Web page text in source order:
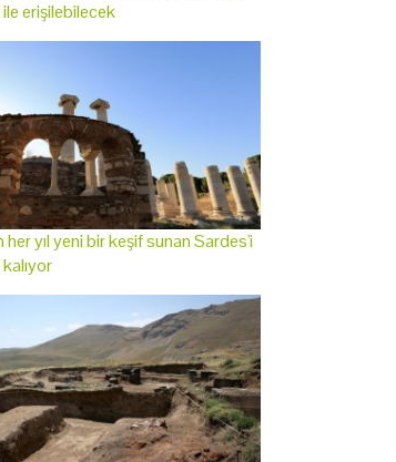
erişilebilecek
her yıl yeni bir keşif sunan Sardes'i